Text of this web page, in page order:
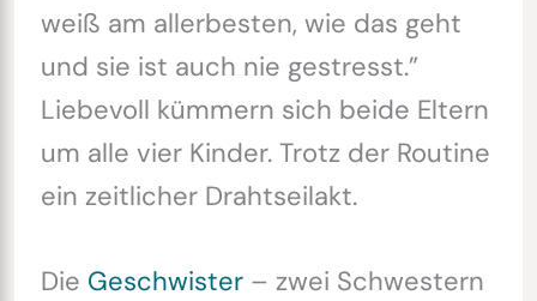
weiß am allerbesten, wie das geht
und sie ist auch nie gestresst.”
Liebevoll kümmern sich beide Eltern
um alle vier Kinder. Trotz der Routine
ein zeitlicher Drahtseilakt.
Die Geschwister– zwei Schwestern